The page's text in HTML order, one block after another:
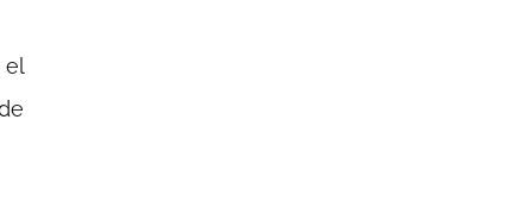
el